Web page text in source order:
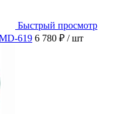
Быстрый просмотр
619 6 780 ₽ / шт